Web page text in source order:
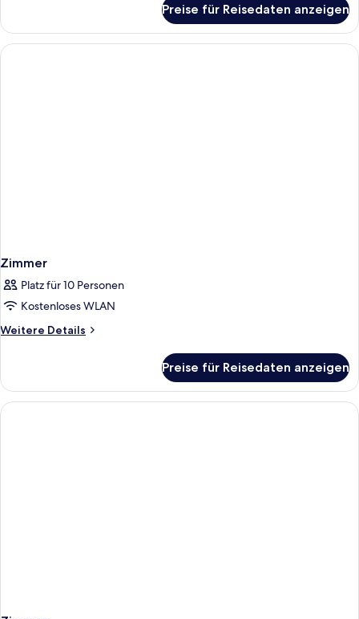
Vierbettzimmer
Preise für Reisedaten anzeigen
Zimmer
Platz für 10 Personen
Kostenloses WLAN
Weitere Details
Weitere
Preise für Reisedaten anzeigen